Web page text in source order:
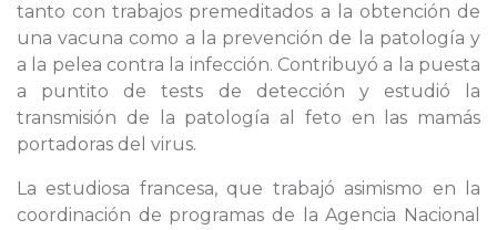
tanto con trabajos premeditados a la obtención de
una vacuna como a la prevención de la patología y
a la pelea contra la infección. Contribuyó a la puesta
a puntito de tests de detección y estudió la
transmisión de la patología al feto en las mamás
portadoras del virus.
La estudiosa francesa, que trabajó asimismo en la
coordinación de programas de la Agencia Nacional